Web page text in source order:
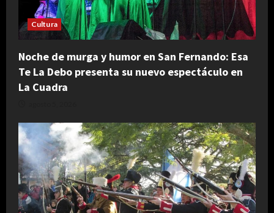
Cultura
Noche de murga y humor en San Fernando: Esa
Te La Debo presenta su nuevo espectáculo en
La Cuadra